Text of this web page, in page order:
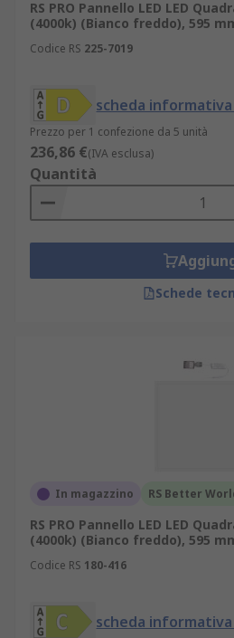
pannelli LED 120x60
Applicazioni
Le luci a LED da pannello sono
e pareti e sono ideali per
particolare:
Aree di ricevimento
poiché offrono una luce
uniforme.
RS PRO Pannello LED LED
(4000k) (Bianco freddo), 595
Codice RS 225-7019
scheda
Prezzo per 1 confezione da 5 unità
236,86 €(IVA esclusa)
Quantità
Schede
In magazzino RS Better
RS PRO Pannello LED LED
(4000k) (Bianco freddo), 595
Codice RS 180-416
scheda